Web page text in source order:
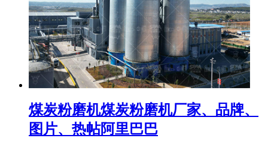
煤炭粉磨机煤炭粉磨机厂家、品牌、
图片、热帖阿里巴巴